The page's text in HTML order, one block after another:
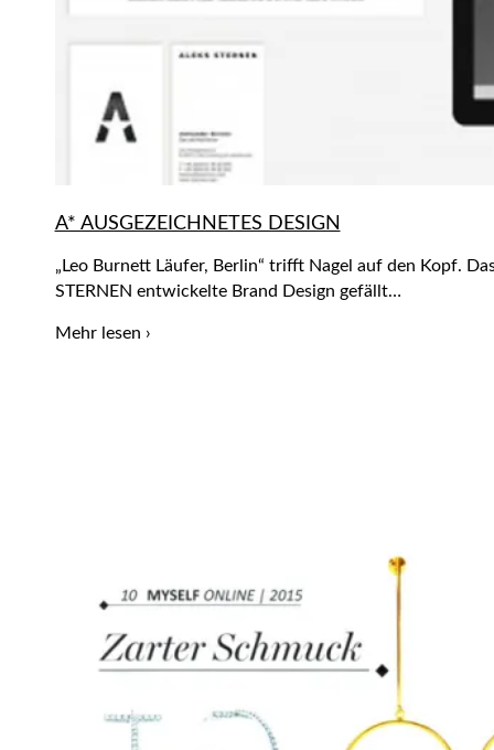
A* AUSGEZEICHNETES DESIGN
„Leo Burnett Läufer, Berlin“ trifft Nagel auf den Kopf.
STERNEN entwickelte Brand Design gefällt…
Mehr lesen ›